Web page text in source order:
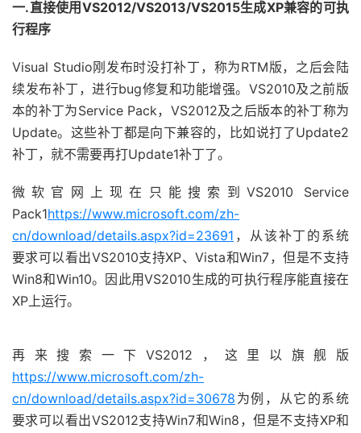
一.直接使用VS2012/VS2013/VS2015生成XP兼容的可执
行程序
Visual Studio刚发布时没打补丁，称为RTM版，之后会陆
续发布补丁，进行bug修复和功能增强。VS2010及之前版
本的补丁为Service Pack，VS2012及之后版本的补丁称为
Update。这些补丁都是向下兼容的，比如说打了Update2
补丁，就不需要再打Update1补丁了。
微软官网上现在只能搜索到VS2010 Service
Pack1https://www.microsoft.com/zh-
cn/download/details.aspx?id=23691 ，从该补丁的系统
要求可以看出VS2010支持XP、Vista和Win7，但是不支持
Win8和Win10。因此用VS2010生成的可执行程序能直接在
XP上运行。
再来搜索一下VS2012，这里以旗舰版
https://www.microsoft.com/zh-
cn/download/details.aspx?id=30678 为例，从它的系统
要求可以看出VS2012支持Win7和Win8，但是不支持XP和